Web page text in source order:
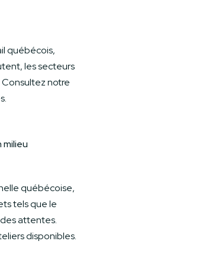
québécois,
les secteurs
notre
québécoise,
tels que le
attentes.
disponibles.